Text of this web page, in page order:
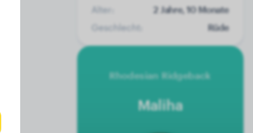
Alter:
2 Jahre, 10 Monate
Geschlecht:
Rüde
Rhodesian Ridgeback
Maliha